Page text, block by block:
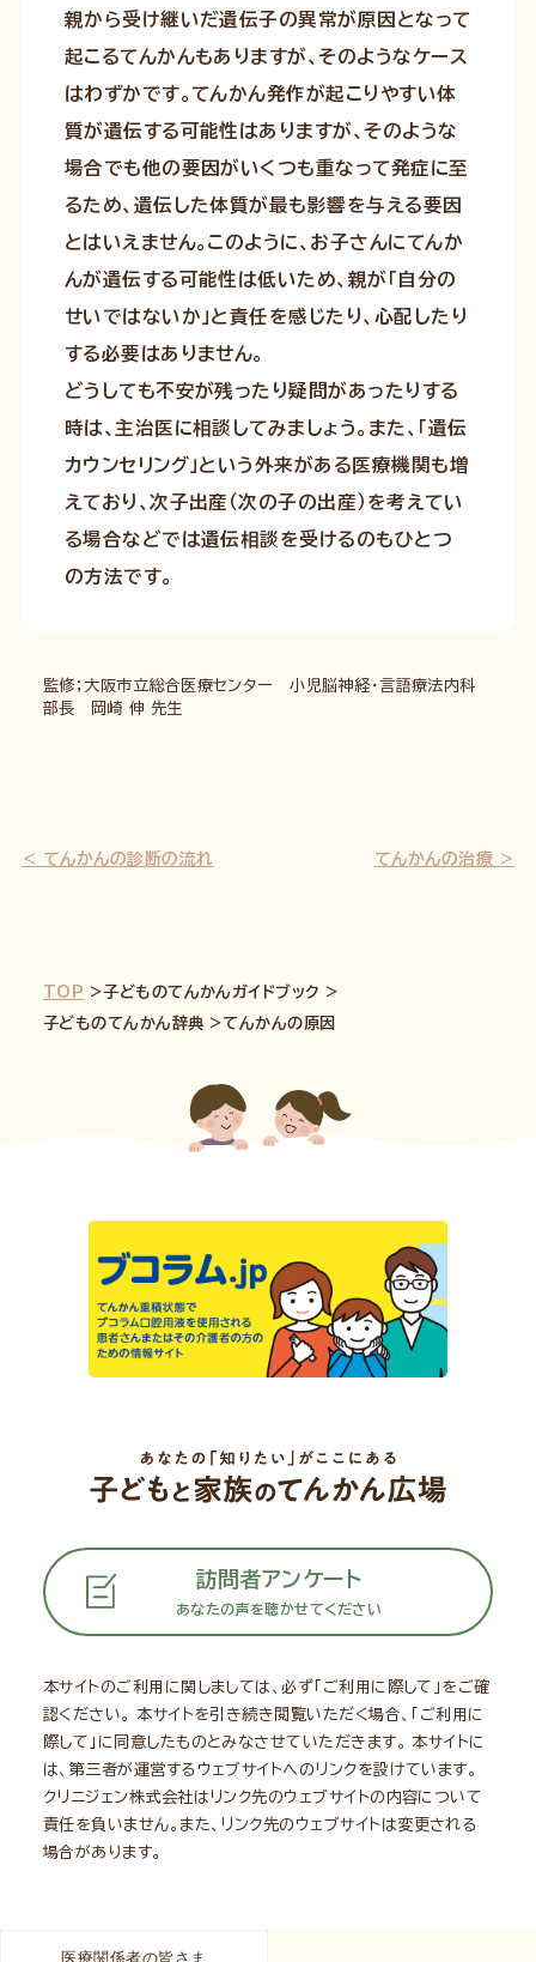
親から受け継いだ遺伝子の異常が原因となって
起こるてんかんもありますが、そのようなケース
はわずかです。てんかん発作が起こりやすい体
質が遺伝する可能性はありますが、そのような
場合でも他の要因がいくつも重なって発症に至
るため、遺伝した体質が最も影響を与える要因
とはいえません。このように、お子さんにてんか
んが遺伝する可能性は低いため、親が「自分の
せいではないか」と責任を感じたり、心配したり
する必要はありません。
どうしても不安が残ったり疑問があったりする
時は、主治医に相談してみましょう。また、「遺伝
カウンセリング」という外来がある医療機関も増
えており、次子出産（次の子の出産）を考えてい
る場合などでは遺伝相談を受けるのもひとつ
の方法です。
監修；大阪市立総合医療センター 小児脳神経・言語療法内科
部長 岡崎 伸 先生
てんかんの診断の流れ てんかんの治療
TOP
子どものてんかんガイドブック
子どものてんかん辞典
てんかんの原因
訪問者アンケート
あなたの声を聴かせてください
本サイトのご利用に関しましては、必ず「ご利用に際して」をご確
認ください。
本サイトを引き続き閲覧いただく場合、「ご利用に
際して」に同意したものとみなさせていただきます。 本サイトに
は、第三者が運営するウェブサイトへのリンクを設けています。
クリニジェン株式会社はリンク先のウェブサイトの内容について
責任を負いません。 また、リンク先のウェブサイトは変更される
場合があります。
医療関係者の皆さま